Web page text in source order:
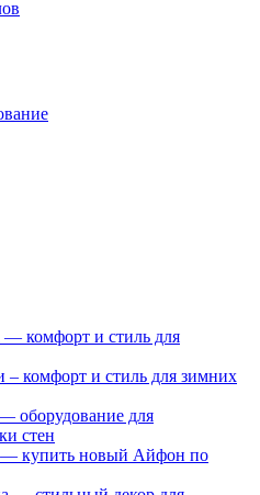
— комфорт и стиль для
комфорт и стиль для зимних
оборудование для
стен
— купить новый Айфон по